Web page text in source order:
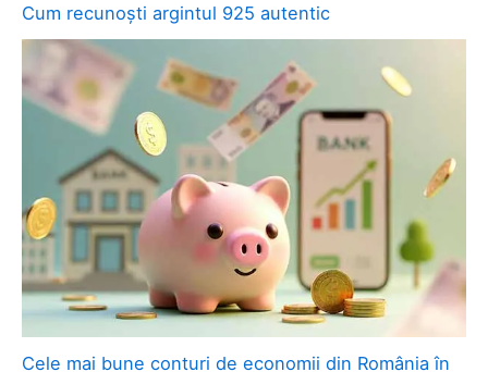
Cum recunoști argintul 925 autentic
Cele mai bune conturi de economii din România în